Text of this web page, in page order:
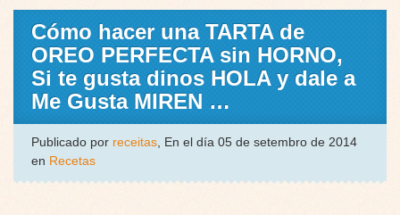
Cómo hacer una TARTA de
OREO PERFECTA sin HORNO,
Si te gusta dinos HOLA y dale a
Me Gusta MIREN …
Publicado por receitas, En el día 05 de setembro de 2014
en Recetas